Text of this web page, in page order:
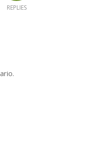
REPLIES